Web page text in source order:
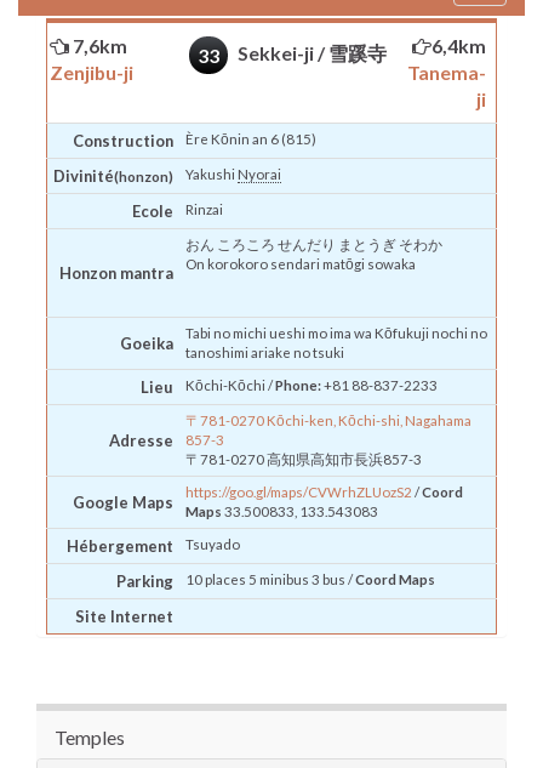
7,6km
Zenjibu-ji
33 Sekkei-ji / 雪蹊寺
6,4km
Tanema-
ji
Construction Ère Kōnin an 6 (815)
Divinité(honzon) Yakushi Nyorai
Ecole Rinzai
Honzon mantra
おん ころころ せんだり まとうぎ そわか
On korokoro sendari matōgi sowaka
Goeika
Tabi no michi ueshi mo ima wa Kōfukuji nochi no
tanoshimi ariake no tsuki
Lieu Kōchi-Kōchi /Phone:+81 88-837-2233
Adresse
〒781-0270 Kōchi-ken, Kōchi-shi, Nagahama
857-3
〒781-0270 高知県高知市長浜857-3
Google Maps
https://goo.gl/maps/CVWrhZLUozS2 /Coord
Maps 33.500833, 133.543083
Hébergement Tsuyado
Parking 10 places 5 minibus 3 bus /Coord Maps
Site Internet
Temples